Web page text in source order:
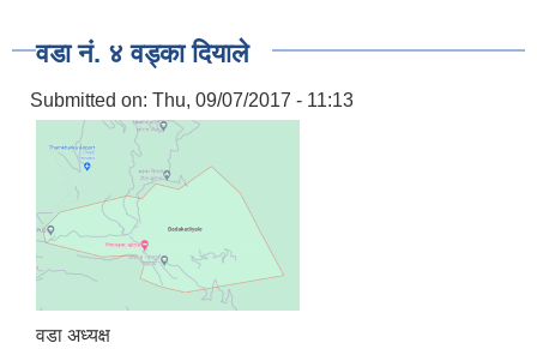
वडा नं. ४ वड्का दियाले
Submitted on: Thu, 09/07/2017 - 11:13
वडा अध्यक्ष